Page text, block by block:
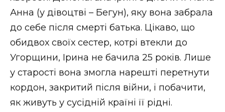
Анна (у дівоцтві – Бегун), яку вона забрала
до себе після смерті батька. Цікаво, що
обидвох своїх сестер, котрі втекли до
Угорщини, Ірина не бачила 25 років. Лише
у старості вона змогла нарешті перетнути
кордон, закритий після війни, і побачити,
як живуть у сусідній країні її рідні.